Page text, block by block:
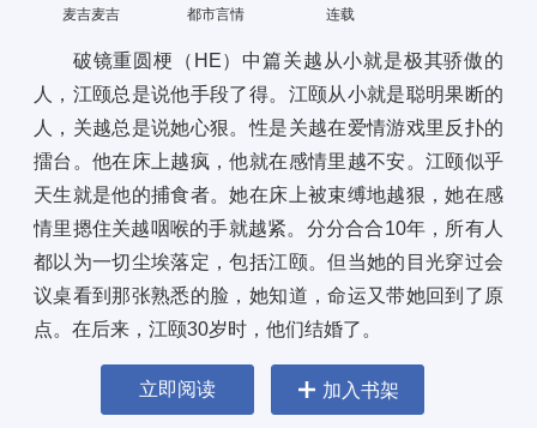
麦吉麦吉 都市言情 连载
破镜重圆梗（HE）中篇关越从小就是极其骄傲的
人，江颐总是说他手段了得。江颐从小就是聪明果断的
人，关越总是说她心狠。性是关越在爱情游戏里反扑的
擂台。他在床上越疯，他就在感情里越不安。江颐似乎
天生就是他的捕食者。她在床上被束缚地越狠，她在感
情里摁住关越咽喉的手就越紧。分分合合10年，所有人
都以为一切尘埃落定，包括江颐。但当她的目光穿过会
议桌看到那张熟悉的脸，她知道，命运又带她回到了原
点。在后来，江颐30岁时，他们结婚了。
立即阅读 加入书架